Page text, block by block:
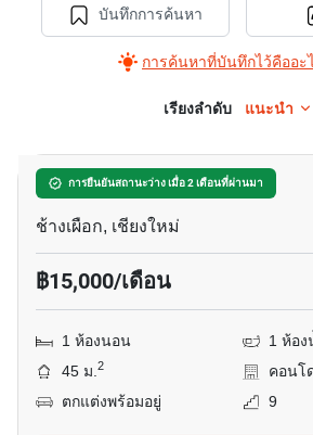
บันทึกการค้นหา
การค้นหาที่บันทึกไว้คืออะ
เรียงลำดับ แนะนำ
การยืนยันสถานะว่าง เมื่อ 2 เดือนที่ผ่านมา
ฮิลล์ไซด์ คอนโดมิเนียม 4
ช้างเผือก, เชียงใหม่
฿15,000/เดือน
1 ห้องนอน
1 ห้อง
45 ม.2
คอนโ
ตกแต่งพร้อมอยู่
9